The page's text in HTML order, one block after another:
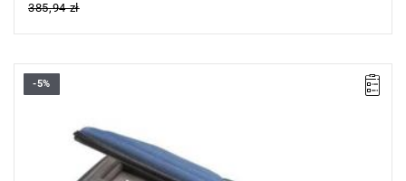
385,94 zł
• Liczba elementów: 17
• Zawartość:
- Otwornice 1200G: 16, 19, 22, 25, 29, 32, 35, 38, 44, 51, 64, 76
- Trzpienie: 10504533 i 10504535
-5%